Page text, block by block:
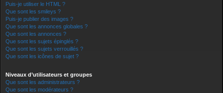
Puis-je utiliser le HTML ?
Que sont les smileys ?
Puis-je publier des images ?
Que sont les annonces globales ?
Que sont les annonces ?
Que sont les sujets épinglés ?
Que sont les sujets verrouillés ?
Que sont les icônes de sujet ?
Niveaux d’utilisateurs et groupes
Que sont les administrateurs ?
Que sont les modérateurs ?